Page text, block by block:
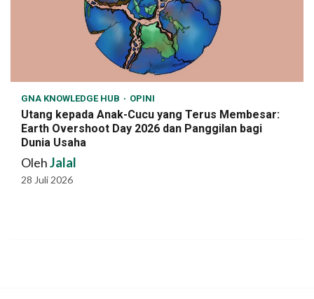
GNA KNOWLEDGE HUB OPINI
Utang kepada Anak-Cucu yang Terus Membesar:
Earth Overshoot Day 2026 dan Panggilan bagi
Dunia Usaha
OlehJalal
28 Juli 2026